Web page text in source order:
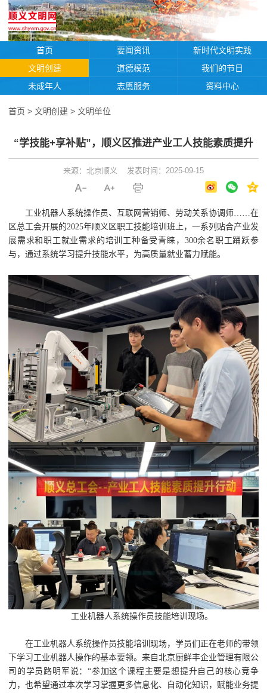
首页 要闻资讯
新时代文明实践
文明创建
道德模范
我们的节日
未成年人
志愿服务 资料中心
首页 > 文明创建 > 文明单位
“学技能+享补贴”，顺义区推进产业工人技能素质提升
来源：北京顺义 发表时间：2025-09-15
工业机器人系统操作员、互联网营销师、劳动关系协调师……在
区总工会开展的2025年顺义区职工技能培训班上，一系列贴合产业发
展需求和职工就业需求的培训工种备受青睐，300余名职工踊跃参
与，通过系统学习提升技能水平，为高质量就业蓄力赋能。
工业机器人系统操作员技能培训现场。
在工业机器人系统操作员技能培训现场，学员们正在老师的带领
下学习工业机器人操作的基本要领。来自北京厨鲜丰企业管理有限公
司的学员路明军说：“参加这个课程主要是想提升自己的核心竞争
力，也希望通过本次学习掌握更多信息化、自动化知识，赋能业务提